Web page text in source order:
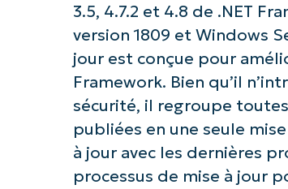
3.5, 4.7.2 et 4.8 de .NET
version 1809 et Windows
jour est conçue pour
Framework. Bien qu’il
sécurité, il regroupe
publiées en une seule
à jour avec les dernières
processus de mise à jour